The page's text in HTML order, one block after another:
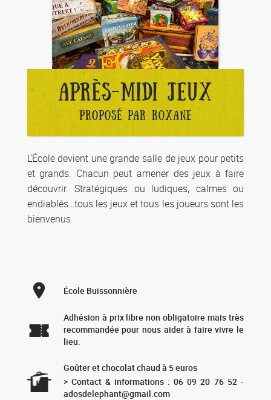
APRÈS-MIDI JEUX
PROPOSÉ PAR ROXANE
L’École devient une grande salle de jeux pour petits
et grands. Chacun peut amener des jeux à faire
découvrir. Stratégiques ou ludiques, calmes ou
endiablés…tous les jeux et tous les joueurs sont les
bienvenus.
École Buissonnière
Adhésion à prix libre non obligatoire mais très
recommandée pour nous aider à faire vivre le
lieu.
Goûter et chocolat chaud à 5 euros
> Contact & informations : 06 09 20 76 52 -
adosdelephant@gmail.com